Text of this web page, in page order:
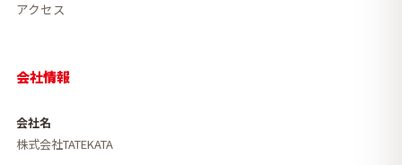
アクセス
会社情報
会社名
株式会社TATEKATA